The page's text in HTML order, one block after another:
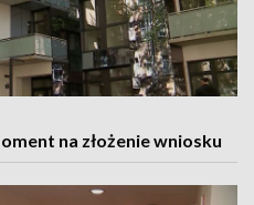
na złożenie wniosku